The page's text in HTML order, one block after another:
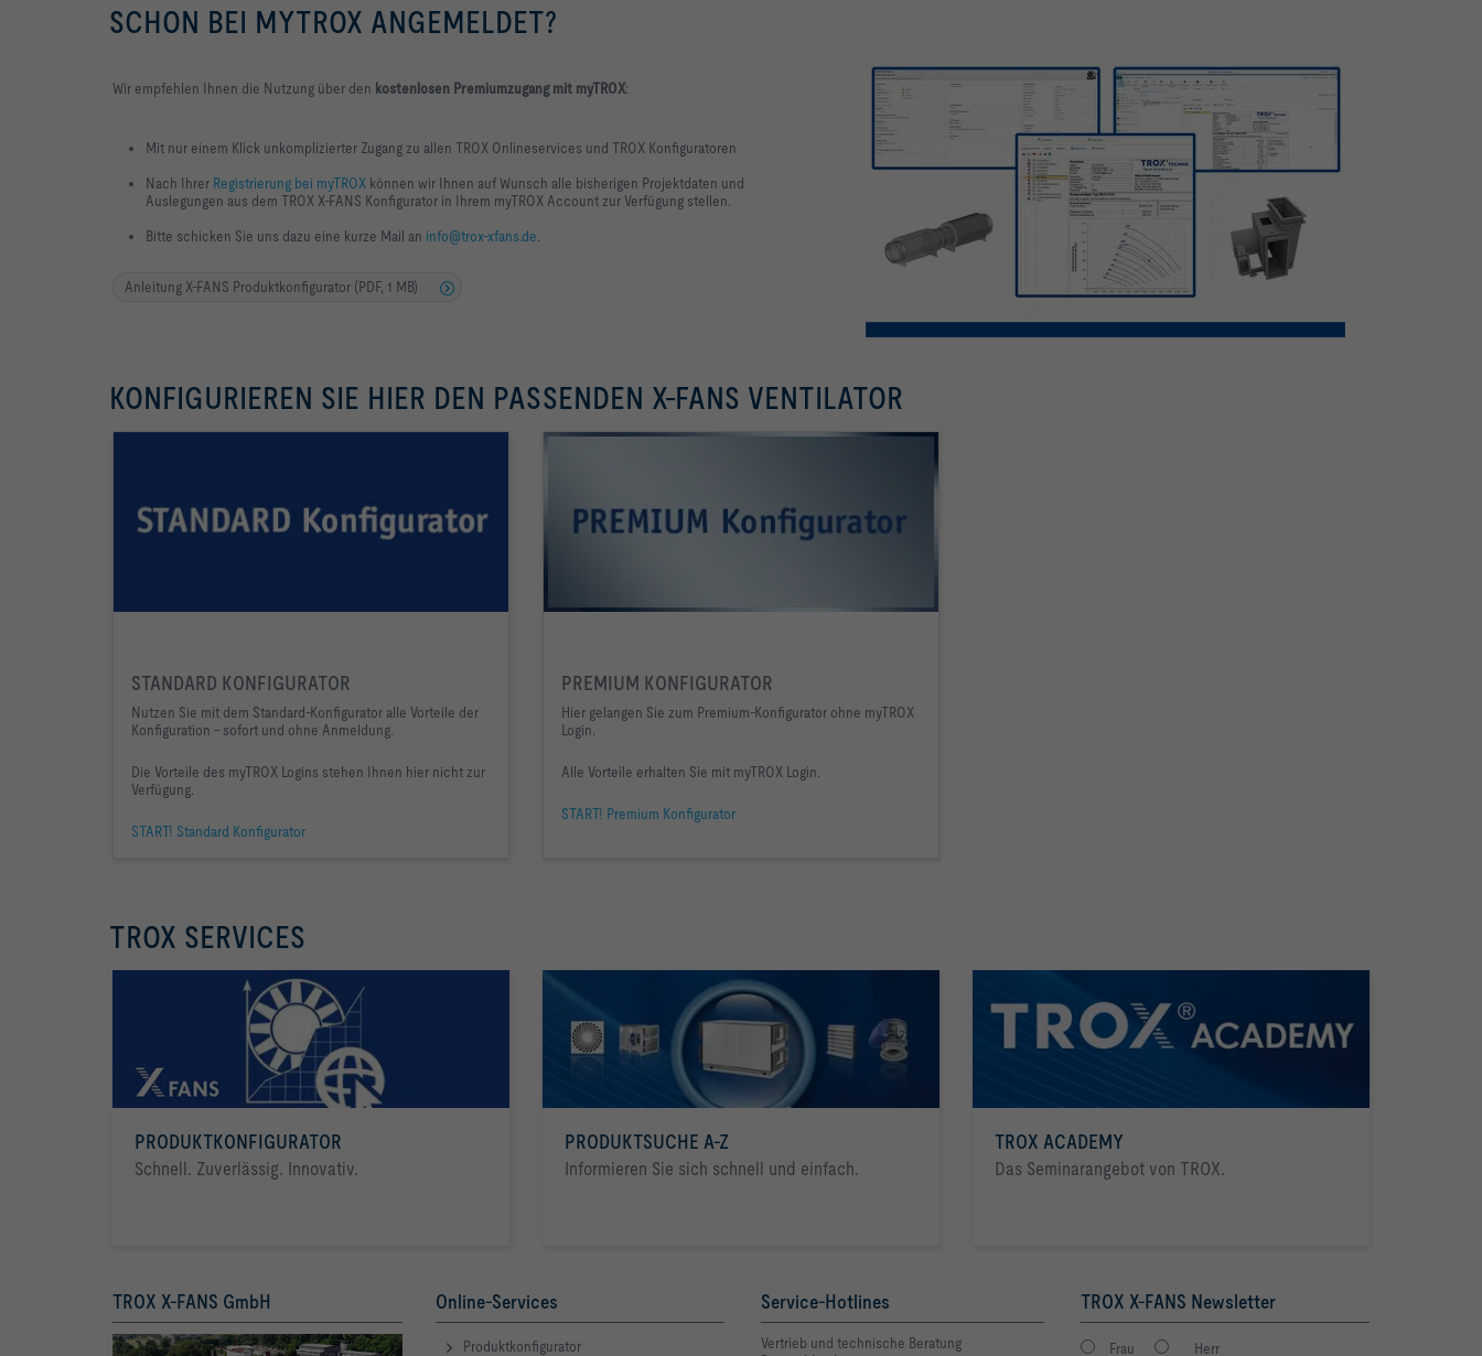
SCHON BEI MYTROX ANGEMELDET?
Wir empfehlen Ihnen die Nutzung über den kostenlosen Premiumzugang mit myTROX:
Mit nur einem Klick unkomplizierter Zugang zu allen TROX Onlineservices und TROX Konfiguratoren
Nach Ihrer Registrierung bei myTROX können wir Ihnen auf Wunsch alle bisherigen Projektdaten und
Auslegungen aus dem TROX X-FANS Konfigurator in Ihrem myTROX Account zur Verfügung stellen.
Bitte schicken Sie uns dazu eine kurze Mail an info@trox-xfans.de.
Anleitung X-FANS Produktkonfigurator (PDF, 1 MB)
KONFIGURIEREN SIE HIER DEN PASSENDEN X-FANS VENTILATOR
STANDARD KONFIGURATOR
Nutzen Sie mit dem Standard-Konfigurator alle Vorteile der
Konfiguration - sofort und ohne Anmeldung.
Die Vorteile des myTROX Logins stehen Ihnen hier nicht zur
Verfügung.
START! Standard Konfigurator
PREMIUM KONFIGURATOR
Hier gelangen Sie zum Premium-Konfigurator ohne myTROX
Login.
Alle Vorteile erhalten Sie mit myTROX Login.
START! Premium Konfigurator
TROX SERVICES
PRODUKTKONFIGURATOR
Schnell. Zuverlässig. Innovativ.
PRODUKTSUCHE A-Z
Informieren Sie sich schnell und einfach.
TROX ACADEMY
Das Seminarangebot von TROX.
TROX X-FANS GmbH Online-Services
Produktkonfigurator
Service-Hotlines
Vertrieb und technische Beratung
TROX X-FANS Newsletter
Frau Herr